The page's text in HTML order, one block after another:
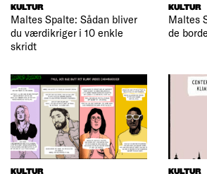
KULTUR
Maltes Spalte: Sådan bliver
du værdikriger i 10 enkle
skridt
KULTUR
Maltes
de
KULTUR KULTUR